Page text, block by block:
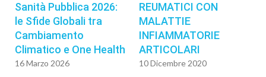
Sanità Pubblica 2026:
le Sfide Globali tra
Cambiamento
Climatico e One Health
16 Marzo 2026
REUMATICI CON
MALATTIE
INFIAMMATORIE
ARTICOLARI
10 Dicembre 2020